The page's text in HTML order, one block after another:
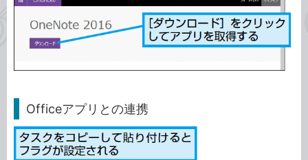
Officeアプリとの連携